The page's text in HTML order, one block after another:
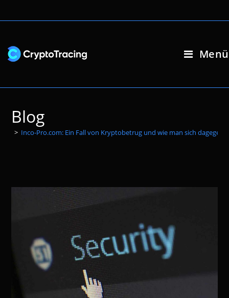
Inhalt
Menü
Blog
> Inco-Pro.com: Ein Fall von Kryptobetrug und wie man sich dagegen